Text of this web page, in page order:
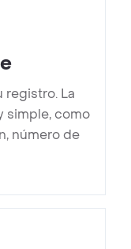
registro. La
simple, como
número de